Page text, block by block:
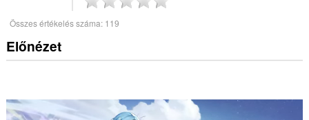
Összes értékelés száma: 119
Előnézet